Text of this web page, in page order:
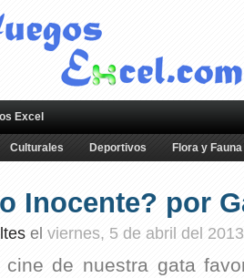
Excel
Culturales Deportivos Flora y Fauna
Inocente? por
el viernes, 5 de abril del 2013
de nuestra gata